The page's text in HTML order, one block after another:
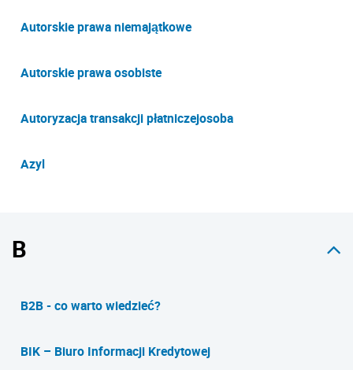
Autorskie prawa niemajątkowe
Autorskie prawa osobiste
Autoryzacja transakcji płatniczejosoba
Azyl
B
B2B - co warto wiedzieć?
BIK – Biuro Informacji Kredytowej